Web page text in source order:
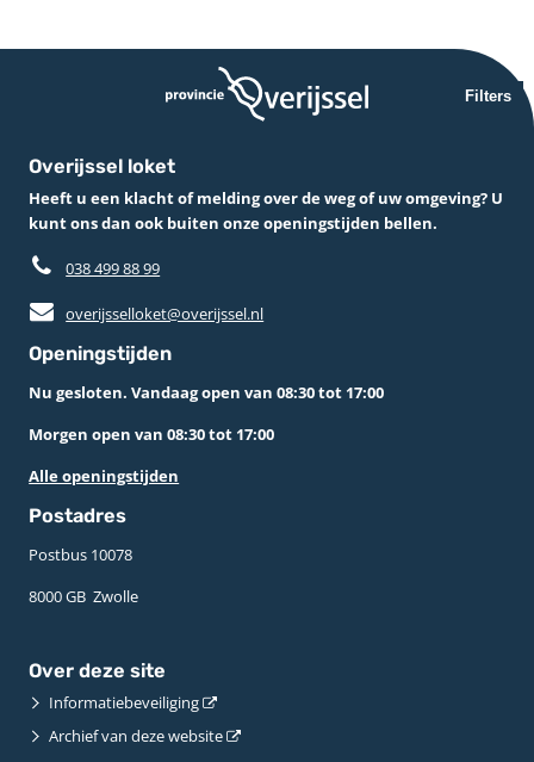
Filters
Overijssel loket
Heeft u een klacht of melding over de weg of uw omgeving? U
kunt ons dan ook buiten onze openingstijden bellen.
038 499 88 99
overijsselloket@overijssel.nl
Openingstijden
Nu gesloten. Vandaag open van 08:30 tot 17:00
Morgen open van 08:30 tot 17:00
Alle openingstijden
Postadres
Postbus 10078 ­
8000 GB ­ Zwolle
Over deze site
Informatiebeveiliging
Archief van deze website